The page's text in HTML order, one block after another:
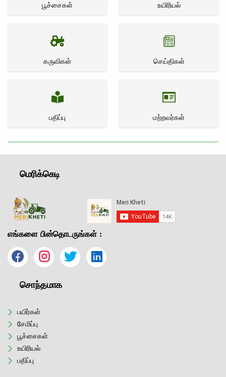
பூச்சைகள் உயிரியல்
கருவிகள் செய்திகள்
பதிப்பு மற்றவர்கள்
மெரிக்கெடி
எங்களை பின்தொடருங்கள் :
சொந்தமாக
பயிர்கள்
சேமிப்பு
பூச்சைகள்
உயிரியல்
பதிப்பு